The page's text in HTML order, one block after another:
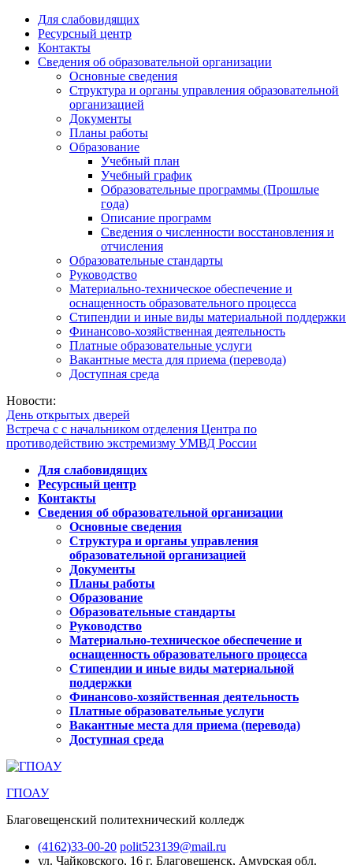
Для слабовидящих
Ресурсный центр
Контакты
Сведения об образовательной организации
Основные сведения
Структура и органы управления образовательной
организацией
Документы
Планы работы
Образование
Учебный план
Учебный график
Образовательные программы (Прошлые
года)
Описание программ
Сведения о численности восстановления и
отчисления
Образовательные стандарты
Руководство
Материально-техническое обеспечение и
оснащенность образовательного процесса
Стипендии и иные виды материальной поддержки
Финансово-хозяйственная деятельность
Платные образовательные услуги
Вакантные места для приема (перевода)
Доступная среда
Новости:
День открытых дверей
Встреча с с начальником отделения Центра по
противодействию экстремизму УМВД России
Для слабовидящих
Ресурсный центр
Контакты
Сведения об образовательной организации
Основные сведения
Структура и органы управления
образовательной организацией
Документы
Планы работы
Образование
Образовательные стандарты
Руководство
Материально-техническое обеспечение и
оснащенность образовательного процесса
Стипендии и иные виды материальной
поддержки
Финансово-хозяйственная деятельность
Платные образовательные услуги
Вакантные места для приема (перевода)
Доступная среда
ГПОАУ
Благовещенский политехнический колледж
(4162)33-00-20 polit523139@mail.ru
ул. Чайковского, 16 г. Благовещенск, Амурская обл.